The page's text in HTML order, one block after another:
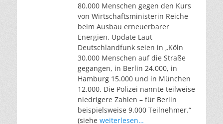
80.000 Menschen gegen den Kurs
von Wirtschaftsministerin Reiche
beim Ausbau erneuerbarer
Energien. Update Laut
Deutschlandfunk seien in „Köln
30.000 Menschen auf die Straße
gegangen, in Berlin 24.000, in
Hamburg 15.000 und in München
12.000. Die Polizei nannte teilweise
niedrigere Zahlen – für Berlin
beispielsweise 9.000 Teilnehmer.“
(siehe weiterlesen…